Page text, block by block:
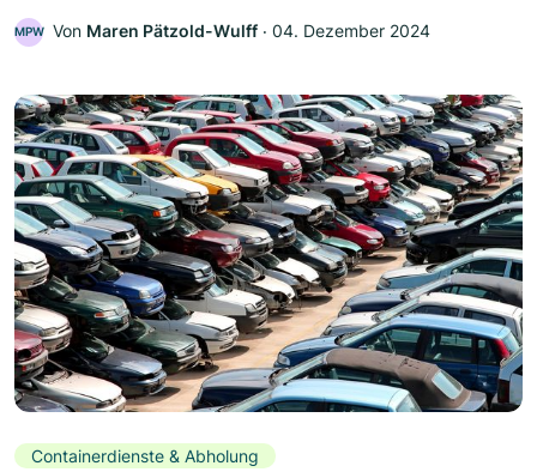
MPW Von Maren Pätzold-Wulff ‧ 04. Dezember 2024
Containerdienste & Abholung